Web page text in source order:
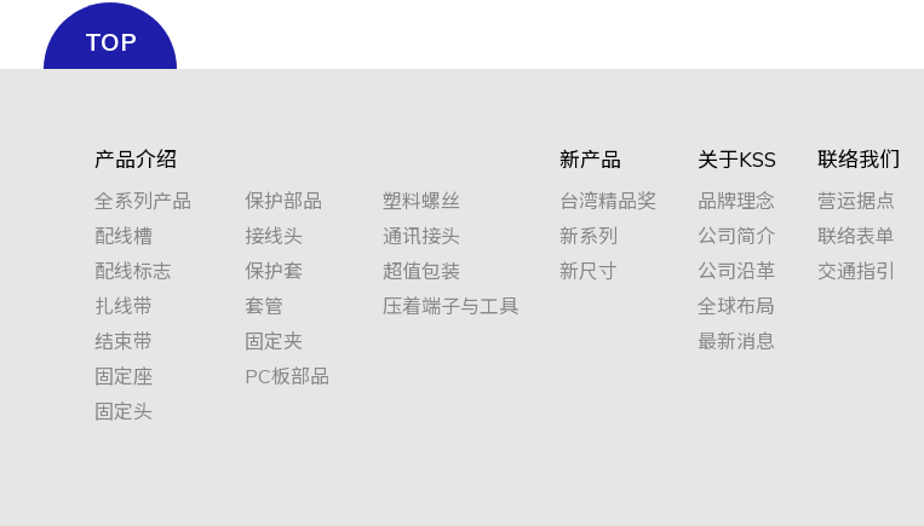
TOP
产品介绍
全系列产品
配线槽
配线标志
扎线带
结束带
固定座
固定头
保护部品
接线头
保护套
套管
固定夹
PC板部品
塑料螺丝
通讯接头
超值包装
压着端子与工具
新产品
台湾精品奖
新系列
新尺寸
关于KSS
品牌理念
公司简介
公司沿革
全球布局
最新消息
联络我们
营运据点
联络表单
交通指引